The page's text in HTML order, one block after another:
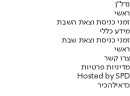
נדל"ן
ראשי
זמני כניסת וצאת השבת
מידע כללי
זמני כניסת וצאת שבת
ראשי
צרו קשר
מדיניות פרטיות
Hosted by SPD
כדאילהכיר